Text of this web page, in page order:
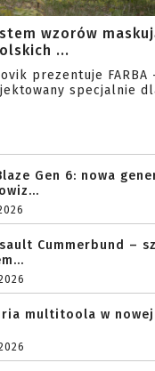
wzorów
...
prezentuje FARBA
specjalnie
Gen 6: nowa
Cummerbund –
multitoola w nowej